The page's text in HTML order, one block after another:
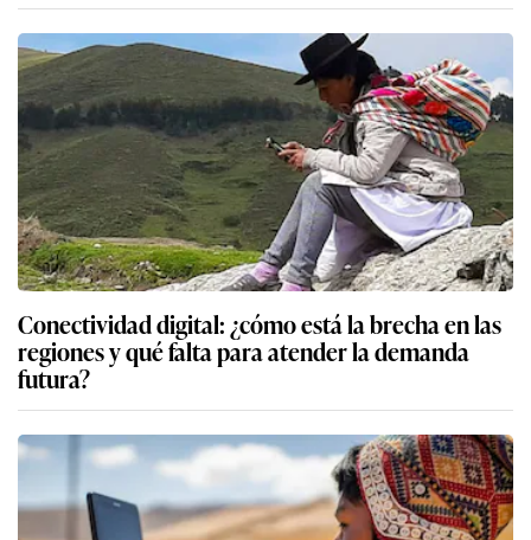
Conectividad digital: ¿cómo está la brecha en las
regiones y qué falta para atender la demanda
futura?